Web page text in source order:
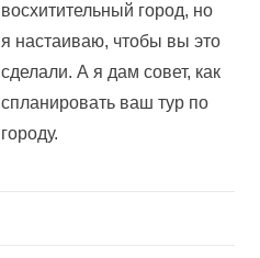
восхитительный город, но
я настаиваю, чтобы вы это
сделали. А я дам совет, как
спланировать ваш тур по
городу.